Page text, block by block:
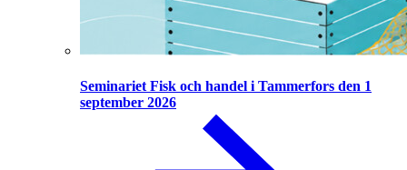
Seminariet Fisk och handel i Tammerfors den 1
september 2026